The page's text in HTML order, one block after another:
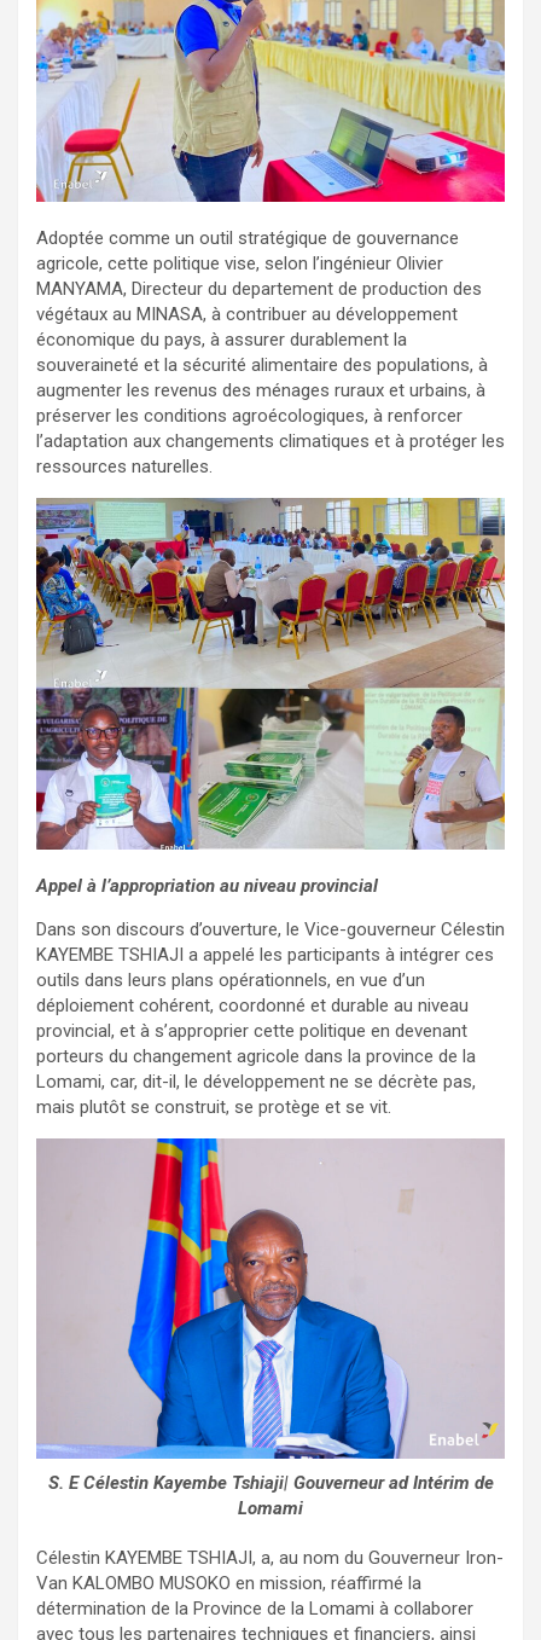
Adoptée comme un outil stratégique de gouvernance
agricole, cette politique vise, selon l’ingénieur Olivier
MANYAMA, Directeur du departement de production des
végétaux au MINASA, à contribuer au développement
économique du pays, à assurer durablement la
souveraineté et la sécurité alimentaire des populations, à
augmenter les revenus des ménages ruraux et urbains, à
préserver les conditions agroécologiques, à renforcer
l’adaptation aux changements climatiques et à protéger les
ressources naturelles.
Appel à l’appropriation au niveau provincial
Dans son discours d’ouverture, le Vice-gouverneur Célestin
KAYEMBE TSHIAJI a appelé les participants à intégrer ces
outils dans leurs plans opérationnels, en vue d’un
déploiement cohérent, coordonné et durable au niveau
provincial, et à s’approprier cette politique en devenant
porteurs du changement agricole dans la province de la
Lomami, car, dit-il, le développement ne se décrète pas,
mais plutôt se construit, se protège et se vit.
S. E Célestin Kayembe Tshiaji| Gouverneur ad Intérim de
Lomami
Célestin KAYEMBE TSHIAJI, a, au nom du Gouverneur Iron-
Van KALOMBO MUSOKO en mission, réaffirmé la
détermination de la Province de la Lomami à collaborer
avec tous les partenaires techniques et financiers, ainsi